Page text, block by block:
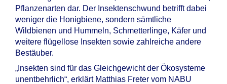
Pflanzenarten dar. Der Insektenschwund betrifft dabei
weniger die Honigbiene, sondern sämtliche
Wildbienen und Hummeln, Schmetterlinge, Käfer und
weitere flügellose Insekten sowie zahlreiche andere
Bestäuber.
„Insekten sind für das Gleichgewicht der Ökosysteme
unentbehrlich“, erklärt Matthias Freter vom NABU